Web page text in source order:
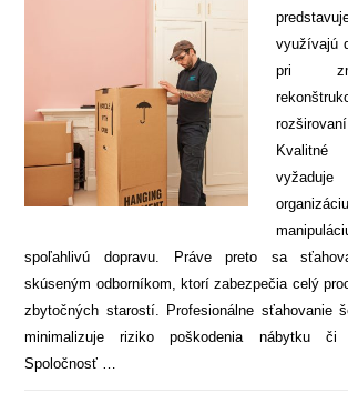
využívajú
pri
spoľahlivú dopravu. Práve preto sa
skúseným odborníkom, ktorí zabezpečia celý
zbytočných starostí. Profesionálne sťahovanie
minimalizuje riziko poškodenia nábytku či
Spoločnosť …